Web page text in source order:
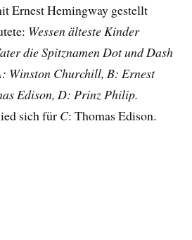
Ernest Hemingway gestellt
Wessen älteste Kinder
die Spitznamen Dot und Dash
Winston Churchill, B: Ernest
Edison, D: Prinz Philip.
sich für C: Thomas Edison.